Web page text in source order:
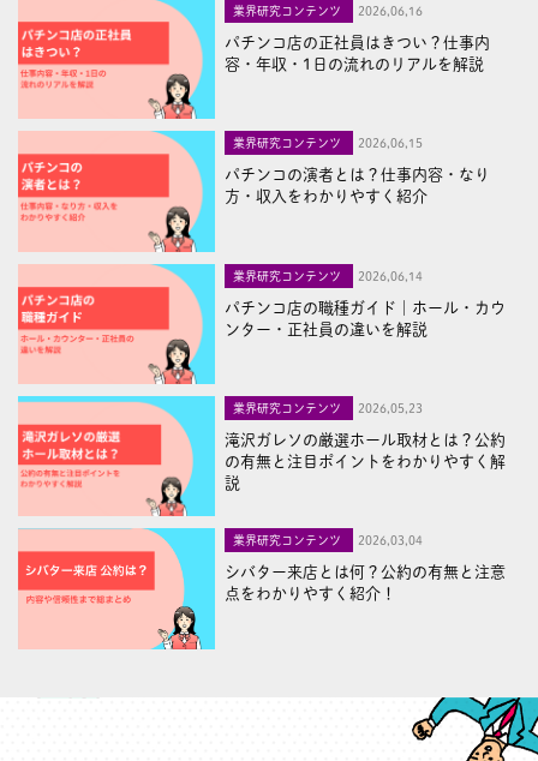
業界研究コンテンツ 2026,06,16
パチンコ店の正社員はきつい？仕事内
容・年収・1日の流れのリアルを解説
業界研究コンテンツ 2026,06,15
パチンコの演者とは？仕事内容・なり
方・収入をわかりやすく紹介
業界研究コンテンツ 2026,06,14
パチンコ店の職種ガイド｜ホール・カウ
ンター・正社員の違いを解説
業界研究コンテンツ 2026,05,23
滝沢ガレソの厳選ホール取材とは？公約
の有無と注目ポイントをわかりやすく解
説
業界研究コンテンツ 2026,03,04
シバター来店とは何？公約の有無と注意
点をわかりやすく紹介！